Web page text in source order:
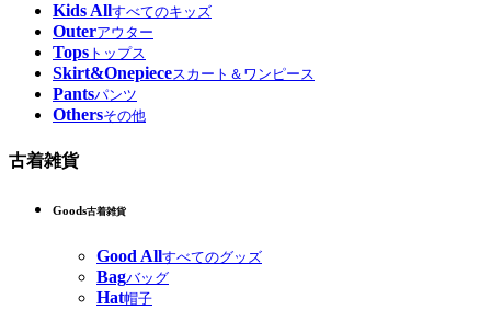
Kids Allすべてのキッズ
Outerアウター
Tops トップス
Skirt&Onepieceスカート＆ワンピース
Pantsパンツ
Othersその他
古着雑貨
Goods古着雑貨
Good Allすべてのグッズ
Bagバッグ
Hat帽子